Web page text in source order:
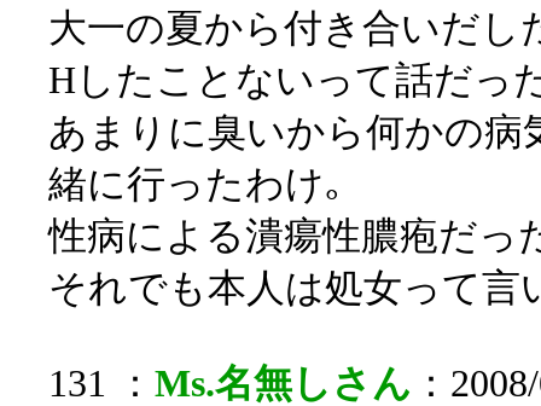
大一の夏から付き合いだし
Hしたことないって話だっ
あまりに臭いから何かの
緒に行ったわけ｡
性病による潰瘍性膿疱だっ
それでも本人は処女って言
131 ： Ms.名無しさん ：